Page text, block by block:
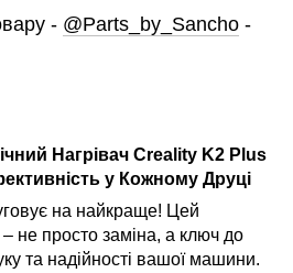
- @Parts_by_Sancho -
Нагрівач Creality K2 Plus
у Кожному Друці
на найкраще! Цей
не просто заміна, а ключ до
та надійності вашої машини.